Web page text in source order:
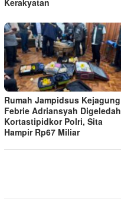
Kerakyatan
Rumah Jampidsus Kejagung
Febrie Adriansyah Digeledah
Kortastipidkor Polri, Sita
Hampir Rp67 Miliar